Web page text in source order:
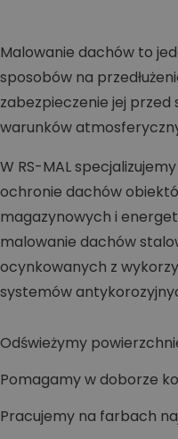
Malowanie dachów to
sposobów na
zabezpieczenie jej przed
warunków
W RS-MAL
ochronie dachów
magazynowych i
malowanie dachów
ocynkowanych z
systemów
Odświeżymy
Pomagamy w doborze
Pracujemy na farbach